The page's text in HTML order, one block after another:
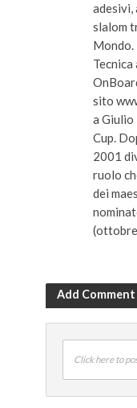
adesivi,
slalom
Mondo.
sito
a Giulio
Cup.
2001
ruolo
dei
(ottobre
Add Comment
Click here to